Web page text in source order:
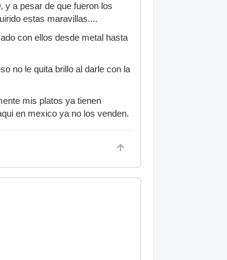
y a pesar de que fueron los
estas maravillas....
con ellos desde metal hasta
no le quita brillo al darle con la
mis platos ya tienen
en mexico ya no los venden.